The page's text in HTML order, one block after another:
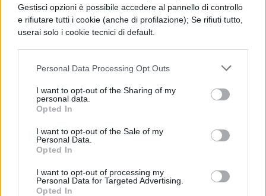
Gestisci opzioni è possibile accedere al pannello di controllo
e rifiutare tutti i cookie (anche di profilazione); Se rifiuti tutto,
userai solo i cookie tecnici di default.
Personal Data Processing Opt Outs
I want to opt-out of the Sharing of my
personal data.
Opted In
I want to opt-out of the Sale of my
Personal Data.
Opted In
I want to opt-out of processing my
Personal Data for Targeted Advertising.
Opted In
doppi:
$sqrt((2+sqrt(4-3))/2)-sqrt((2-sqrt(4-3))/2)=$
$sqrt((2+sqrt(1))/2)-sqrt((2-sqrt(1))/2)=$
$sqrt((2+1)/2)-sqrt((2-1)/2)=$
$sqrt(3/2)-sqrt(1/2)=$
Possiamo scomporre i radicali $sqrt(3/2)$ e
$sqrt(3)/(sqrt(2))$ e $sqrt(1)/(sqrt(2))$,